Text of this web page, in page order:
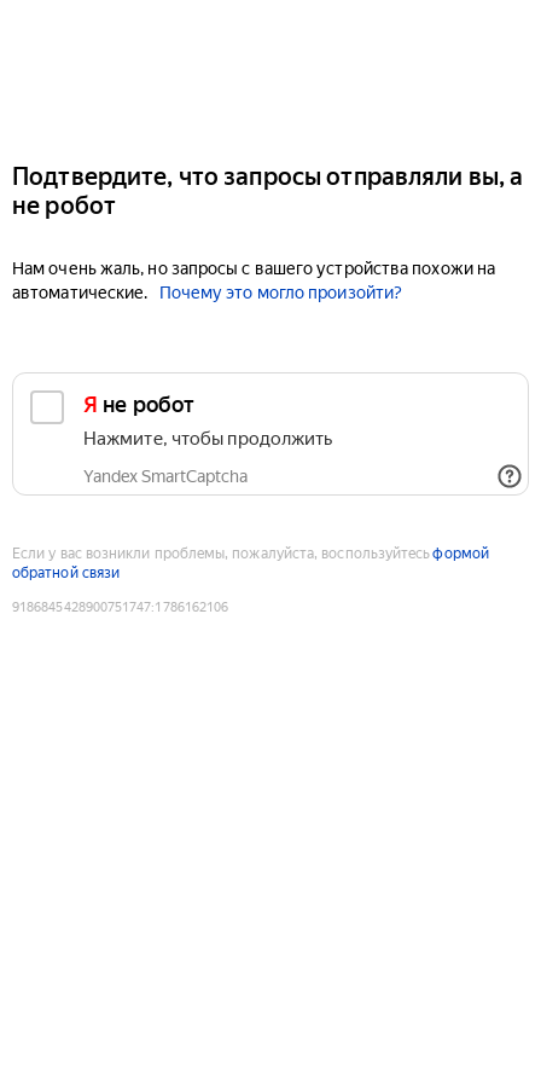
Подтвердите, что запросы отправляли вы, а
не робот
Нам очень жаль, но запросы с вашего устройства похожи на
автоматические.
Почему это могло произойти?
Я не робот
Нажмите, чтобы продолжить
Yandex SmartCaptcha
Если у вас возникли проблемы, пожалуйста, воспользуйтесьформой
обратной связи
9186845428900751747:1786162106